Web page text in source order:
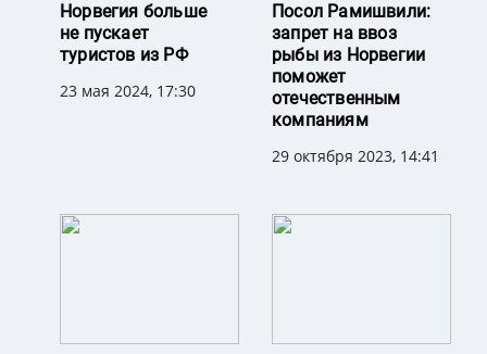
Норвегия больше
не пускает
туристов из РФ
23 мая 2024, 17:30
Посол Рамишвили:
запрет на ввоз
рыбы из Норвегии
поможет
отечественным
компаниям
29 октября 2023, 14:41